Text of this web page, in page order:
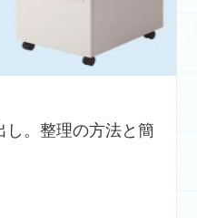
し。整理の方法と簡